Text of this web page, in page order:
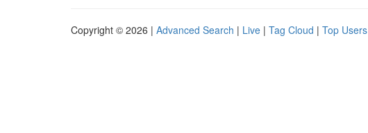
Copyright © 2026 | Advanced Search | Live | Tag Cloud | Top Users